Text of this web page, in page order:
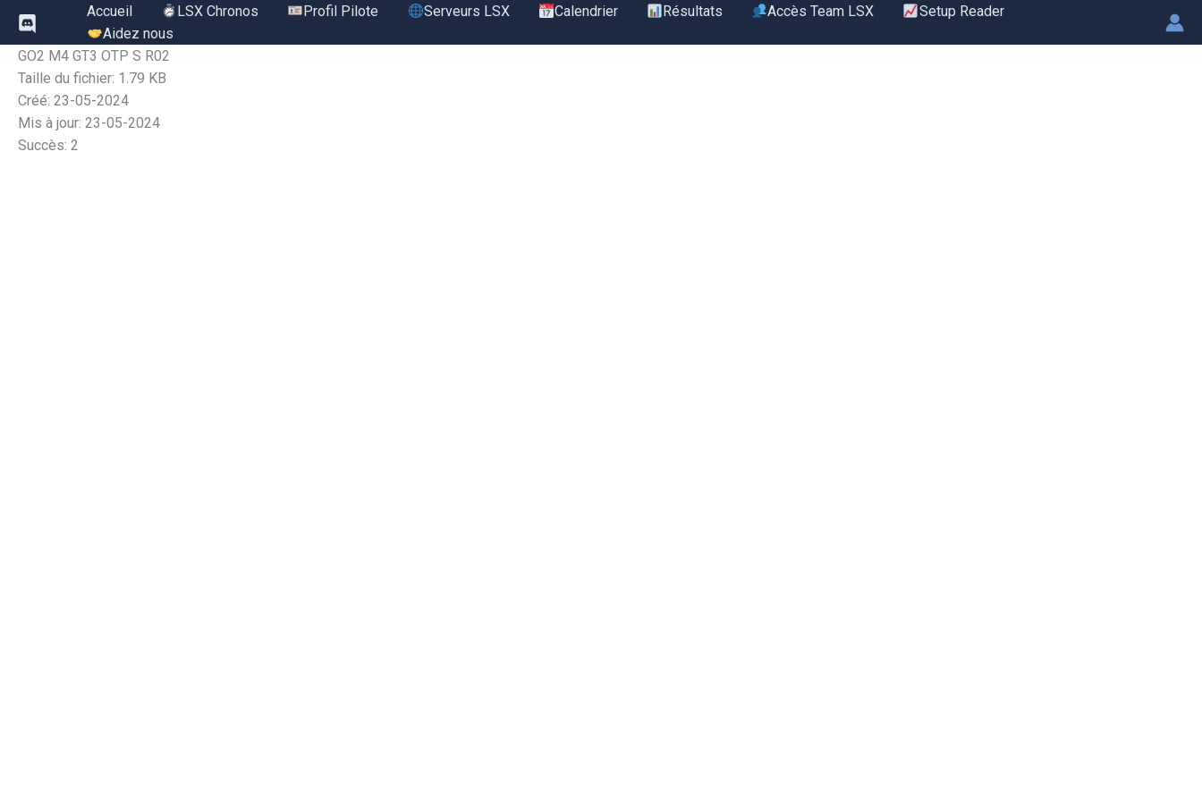
Aller
contenu
Accueil LSX Chronos Profil Pilote Serveurs LSX Calendrier Résultats Accès Team LSX
Setup Reader
Aidez nous
GO2 M4 GT3 OTP S R02
Taille du fichier: 1.79 KB
Créé: 23-05-2024
Mis à jour: 23-05-2024
Succès: 2